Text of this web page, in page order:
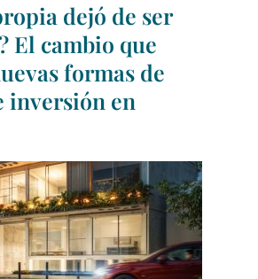
dejó de ser
El cambio que
formas de
inversión en